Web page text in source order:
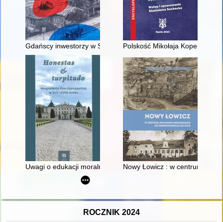
Gdańscy inwestorzy w Sopocie : prestiż finansowy i
Polskość Mikołaja Kopernika z
Uwagi o edukacji moralnej synów szlacheckich w XVI-
Nowy Łowicz : w centrum
ROCZNIK 2024